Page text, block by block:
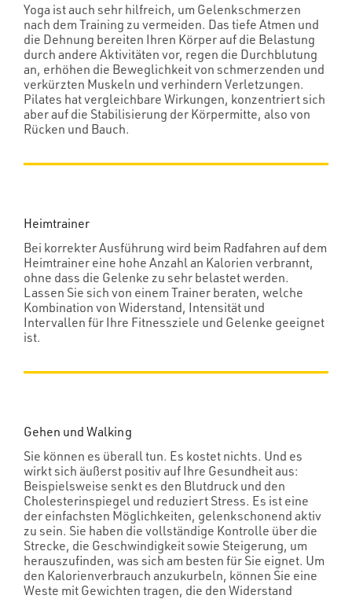
Yoga ist auch sehr hilfreich, um Gelenkschmerzen
nach dem Training zu vermeiden. Das tiefe Atmen und
die Dehnung bereiten Ihren Körper auf die Belastung
durch andere Aktivitäten vor, regen die Durchblutung
an, erhöhen die Beweglichkeit von schmerzenden und
verkürzten Muskeln und verhindern Verletzungen.
Pilates hat vergleichbare Wirkungen, konzentriert sich
aber auf die Stabilisierung der Körpermitte, also von
Rücken und Bauch.
Heimtrainer
Bei korrekter Ausführung wird beim Radfahren auf dem
Heimtrainer eine hohe Anzahl an Kalorien verbrannt,
ohne dass die Gelenke zu sehr belastet werden.
Lassen Sie sich von einem Trainer beraten, welche
Kombination von Widerstand, Intensität und
Intervallen für Ihre Fitnessziele und Gelenke geeignet
ist.
Gehen und Walking
Sie können es überall tun. Es kostet nichts. Und es
wirkt sich äußerst positiv auf Ihre Gesundheit aus:
Beispielsweise senkt es den Blutdruck und den
Cholesterinspiegel und reduziert Stress. Es ist eine
der einfachsten Möglichkeiten, gelenkschonend aktiv
zu sein. Sie haben die vollständige Kontrolle über die
Strecke, die Geschwindigkeit sowie Steigerung, um
herauszufinden, was sich am besten für Sie eignet. Um
den Kalorienverbrauch anzukurbeln, können Sie eine
Weste mit Gewichten tragen, die den Widerstand